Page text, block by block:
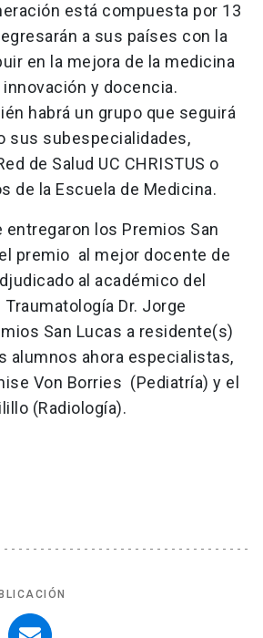
está compuesta por 13
a sus países con la
en la mejora de la medicina
y docencia.
habrá un grupo que seguirá
sus subespecialidades,
de Salud UC CHRISTUS o
de la Escuela de Medicina.
entregaron los Premios San
premio al mejor docente de
al académico del
Dr. Jorge
San Lucas a residente(s)
alumnos ahora especialistas,
Von Borries (Pediatría) y el
(Radiología).